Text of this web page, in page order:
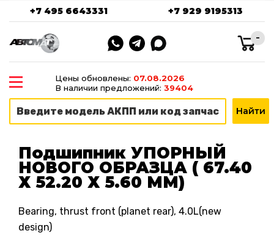
+7 495 6643331 +7 929 9195313
-
Цены обновлены: 07.08.2026
В наличии предложений: 39404
Подшипник УПОРНЫЙ
НОВОГО ОБРАЗЦА ( 67.40
Х 52.20 Х 5.60 ММ)
Bearing, thrust front (planet rear), 4.0L(new
design)